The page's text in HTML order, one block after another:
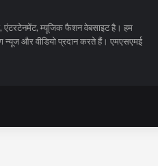
म्यूजिक फैशन वेबसाइट है। हम
न्यूज और वीडियो प्रदान करते हैं। एमएसएमई